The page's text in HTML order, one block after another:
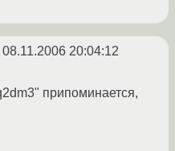
08.11.2006 20:04:12
припоминается,